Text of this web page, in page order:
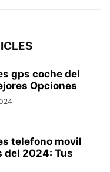
gps coche del
Opciones
telefono movil
del 2024: Tus